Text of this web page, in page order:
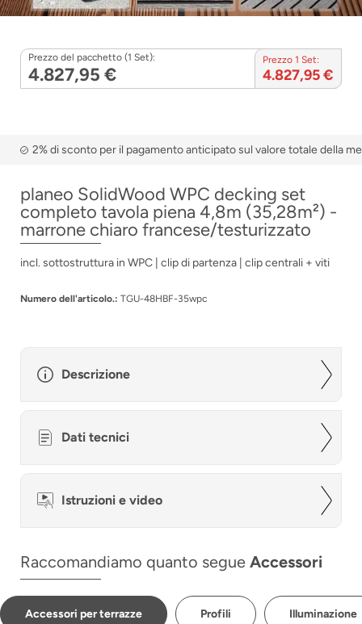
Prezzo del pacchetto (1 Set):
4.827,95 €
Prezzo 1 Set:
4.827,95 €
2% di sconto per il pagamento anticipato sul valore totale della
planeo SolidWood WPC decking set
completo tavola piena 4,8m (35,28m²) -
marrone chiaro francese/testurizzato
incl. sottostruttura in WPC | clip di partenza | clip centrali + viti
Numero dell'articolo.: TGU-48HBF-35wpc
Descrizione
Dati tecnici
Istruzioni e video
Raccomandiamo quanto segue Accessori
Accessori per terrazze Profili Illuminazione